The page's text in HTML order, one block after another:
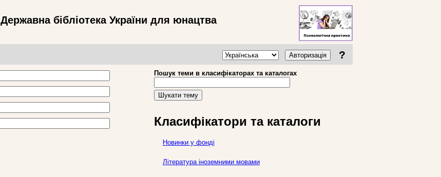
Державна бібліотека України для юнацтва
Авторизація ?
Пошук теми в класифікаторах та каталогах
Шукати тему
Класифікатори та каталоги
Новинки у фонді
Література іноземними мовами